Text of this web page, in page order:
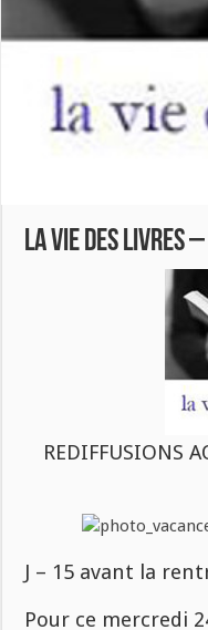
LA VIE DES LIVRES
REDIFFUSIONS
J – 15 avant la
Pour ce mercredi